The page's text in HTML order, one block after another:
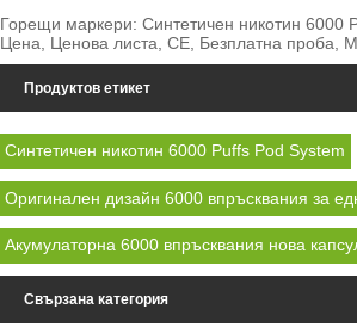
Горещи маркери: Синтетичен никотин 6000
Цена, Ценова листа, CE, Безплатна проба,
Продуктов етикет
Синтетичен никотин 6000 Puffs Pod System
Оригинален дизайн 6000 впръсквания за
Акумулаторна 6000 впръсквания нова
Свързана категория